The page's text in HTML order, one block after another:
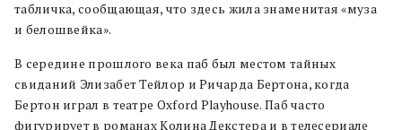
табличка, сообщающая, что здесь жила знаменитая «муза
и белошвейка».
В середине прошлого века паб был местом тайных
свиданий Элизабет Тейлор и Ричарда Бертона, когда
Бертон играл в театре Oxford Playhouse. Паб часто
фигурирует в романах Колина Декстера и в телесериале